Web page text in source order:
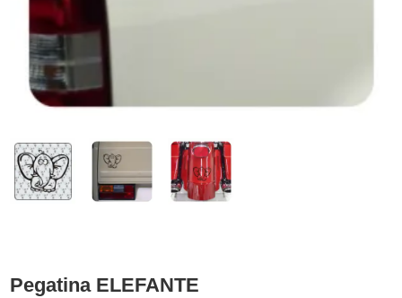
Pegatina ELEFANTE